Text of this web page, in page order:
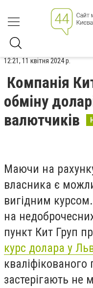
12:21, 11 квітня 2024 р.
Компанія
обміну
валютчиків
Маючи на
власника є
вигідним
на
пункт Кит Груп
курс долара у
кваліфікованого
застерігають не